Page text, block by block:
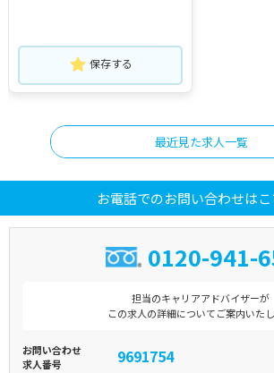
保存する
最近見た求人一覧
お電話でのお問い合わせは
0120-941-
担当のキャリアアドバイザーが
この求人の詳細についてご案内いた
お問い合わせ
求人番号
9691754